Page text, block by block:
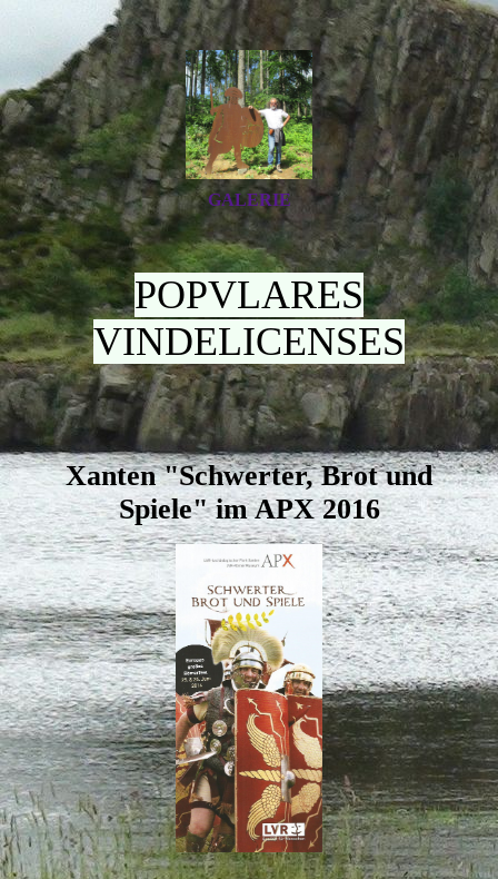
GALERIE
POPVLARES
VINDELICENSES
Xanten "Schwerter, Brot und
Spiele" im APX 2016